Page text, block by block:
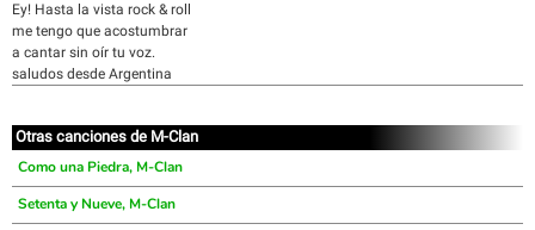
Ey! Hasta la vista rock & roll
me tengo que acostumbrar
a cantar sin oír tu voz.
saludos desde Argentina
Otras canciones de M-Clan
Como una Piedra, M-Clan
Setenta y Nueve, M-Clan